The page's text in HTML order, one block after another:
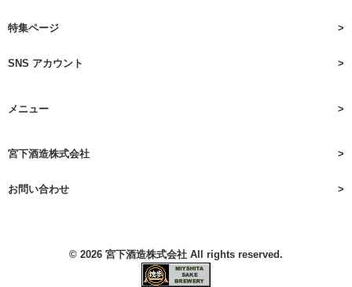
特集ページ
SNS アカウント
メニュー
宮下酒造株式会社
お問い合わせ
© 2026 宮下酒造株式会社 All rights reserved.